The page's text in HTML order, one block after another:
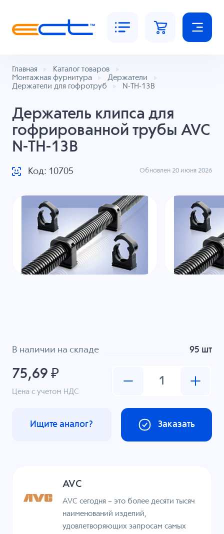
Главная
Каталог товаров
Монтажная фурнитура
Держатели
Держатели для гофротруб
N-TH-13B
Держатель клипса для
гофрированной трубы AVC
N-TH-13B
Код: 10705 Обновлен 20 июня 2026
В наличии на складе 95 шт
75,69 ₽
Цена с учетом НДС
Заказать
Ищите аналог?
AVC
AVC сегодня – это более десяти тысяч
наименований изделий,
удовлетворяющих запросам самых